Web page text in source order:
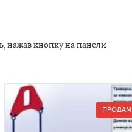
нажав кнопку на панели
ПРОДАМ